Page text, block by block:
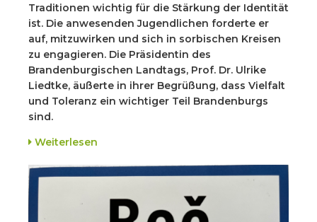
Traditionen wichtig für die Stärkung der Identität
ist. Die anwesenden Jugendlichen forderte er
auf, mitzuwirken und sich in sorbischen Kreisen
zu engagieren. Die Präsidentin des
Brandenburgischen Landtags, Prof. Dr. Ulrike
Liedtke, äußerte in ihrer Begrüßung, dass Vielfalt
und Toleranz ein wichtiger Teil Brandenburgs
sind.
Weiterlesen